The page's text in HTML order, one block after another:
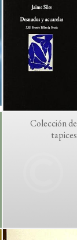
Colección de
tapices